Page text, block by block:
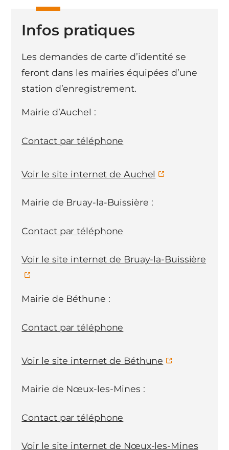
Infos pratiques
Les demandes de carte d’identité se
feront dans les mairies équipées d’une
station d’enregistrement.
Mairie d’Auchel :
Contact par téléphone
Voir le site internet de Auchel
Mairie de Bruay-la-Buissière :
Contact par téléphone
Voir le site internet de Bruay-la-Buissière
Mairie de Béthune :
Contact par téléphone
Voir le site internet de Béthune
Mairie de Nœux-les-Mines :
Contact par téléphone
Voir le site internet de Nœux-les-Mines